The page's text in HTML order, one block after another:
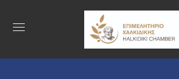
στο
περιεχόμενο